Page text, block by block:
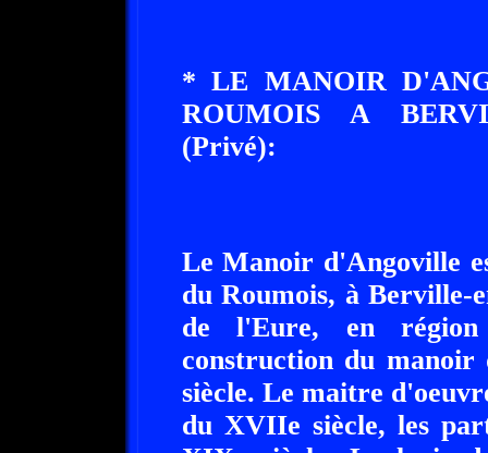
* LE MANOIR
ROUMOIS A
(Privé):
Le Manoir d'Angoville
du Roumois, à Berville-
de l'Eure, en
construction du
siècle. Le maitre
du XVIIe siècle, les